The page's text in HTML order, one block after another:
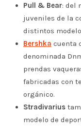
Pull & Bear: del
juveniles de la
distintos
Bershka cuenta
denominada
prendas
fabricadas con
orgánico.
Stradivarius
modelo de